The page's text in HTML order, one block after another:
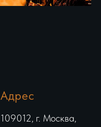
Адрес
109012, г. Москва,